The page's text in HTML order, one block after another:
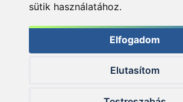
sütik használatához.
Elfogadom
Elutasítom